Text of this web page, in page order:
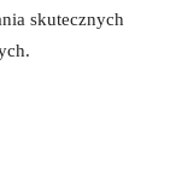
​skutecznych